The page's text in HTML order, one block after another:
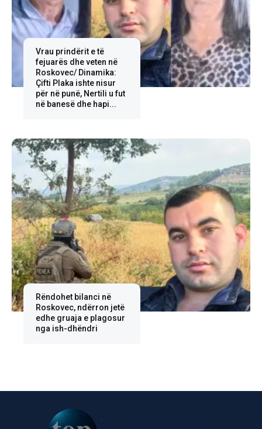
Vrau prindërit e të
fejuarës dhe veten në
Roskovec/ Dinamika:
Çifti Plaka ishte nisur
për në punë, Nertili u fut
në banesë dhe hapi...
Rëndohet bilanci në
Roskovec, ndërron jetë
edhe gruaja e plagosur
nga ish-dhëndri